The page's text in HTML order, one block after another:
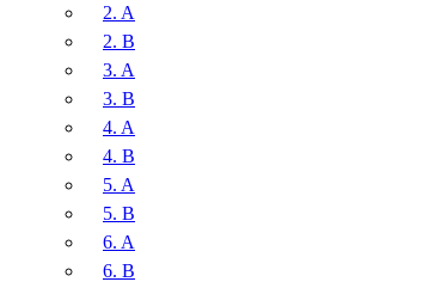
2. A
2. B
3. A
3. B
4. A
4. B
5. A
5. B
6. A
6. B